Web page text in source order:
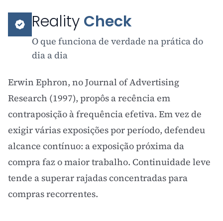
Reality Check
O que funciona de verdade na prática do
dia a dia
Erwin Ephron, no Journal of Advertising
Research (1997), propôs a recência em
contraposição àfrequência efetiva. Em vez de
exigir várias exposições por período, defendeu
alcance contínuo: a exposição próxima da
compra faz o maior trabalho. Continuidade leve
tende a superar rajadas concentradas para
compras recorrentes.